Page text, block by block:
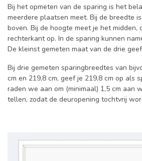
Bij het opmeten van de sparing is het
meerdere plaatsen meet. Bij de breedte
boven. Bij de hoogte meet je het midden,
rechterkant op. In de sparing kunnen
De kleinst gemeten maat van de drie
Bij drie gemeten sparingbreedtes van
cm en 219,8 cm, geef je 219,8 cm op als
raden we aan om (minimaal) 1,5 cm aan
tellen, zodat de deuropening tochtvrij